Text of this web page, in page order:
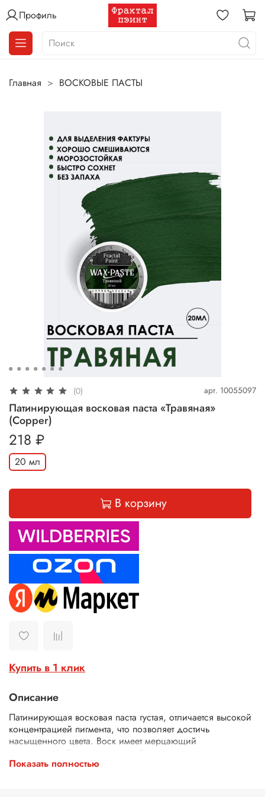
Профиль
Главная ВОСКОВЫЕ ПАСТЫ
(0) арт. 10055097
Патинирующая восковая паста «Травяная»
(Сopper)
218 ₽
20 мл
В корзину
Купить в 1 клик
Описание
Патинирующая восковая паста густая, отличается высокой
концентрацией пигмента, что позволяет достичь
насыщенного цвета. Воск имеет мерцающий
металлический оттенок, который придаст вашему изделию
эффектный вид. Паста не имеет неприятного запаха, что
Показать полностью